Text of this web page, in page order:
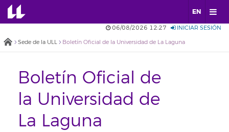
EN
06/08/2026 12:27 INICIAR SESIÓN
Sede de la ULL Boletín Oficial de la Universidad de La Laguna
Boletín Oficial de
la Universidad de
La Laguna